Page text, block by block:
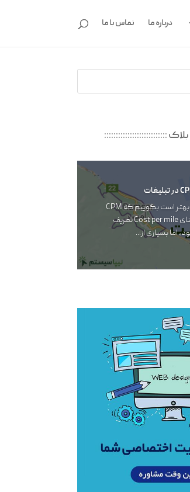
درباره ما تماس با ما
:::::::::::::::::::::::::::
پیش از هر چیز، بهتر است بگوییم که CPM
اگرچه به معنای Cost per mile تعریف‌‌‌
اما بسیاری از...